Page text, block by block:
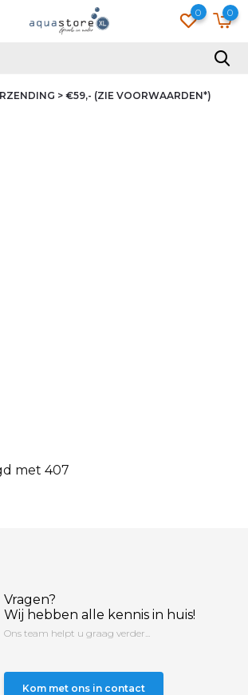
0 0
> €59,- (ZIE VOORWAARDEN*)
met 407
Vragen?
Wij hebben alle kennis in huis!
Ons team helpt u graag verder...
Kom met ons in contact